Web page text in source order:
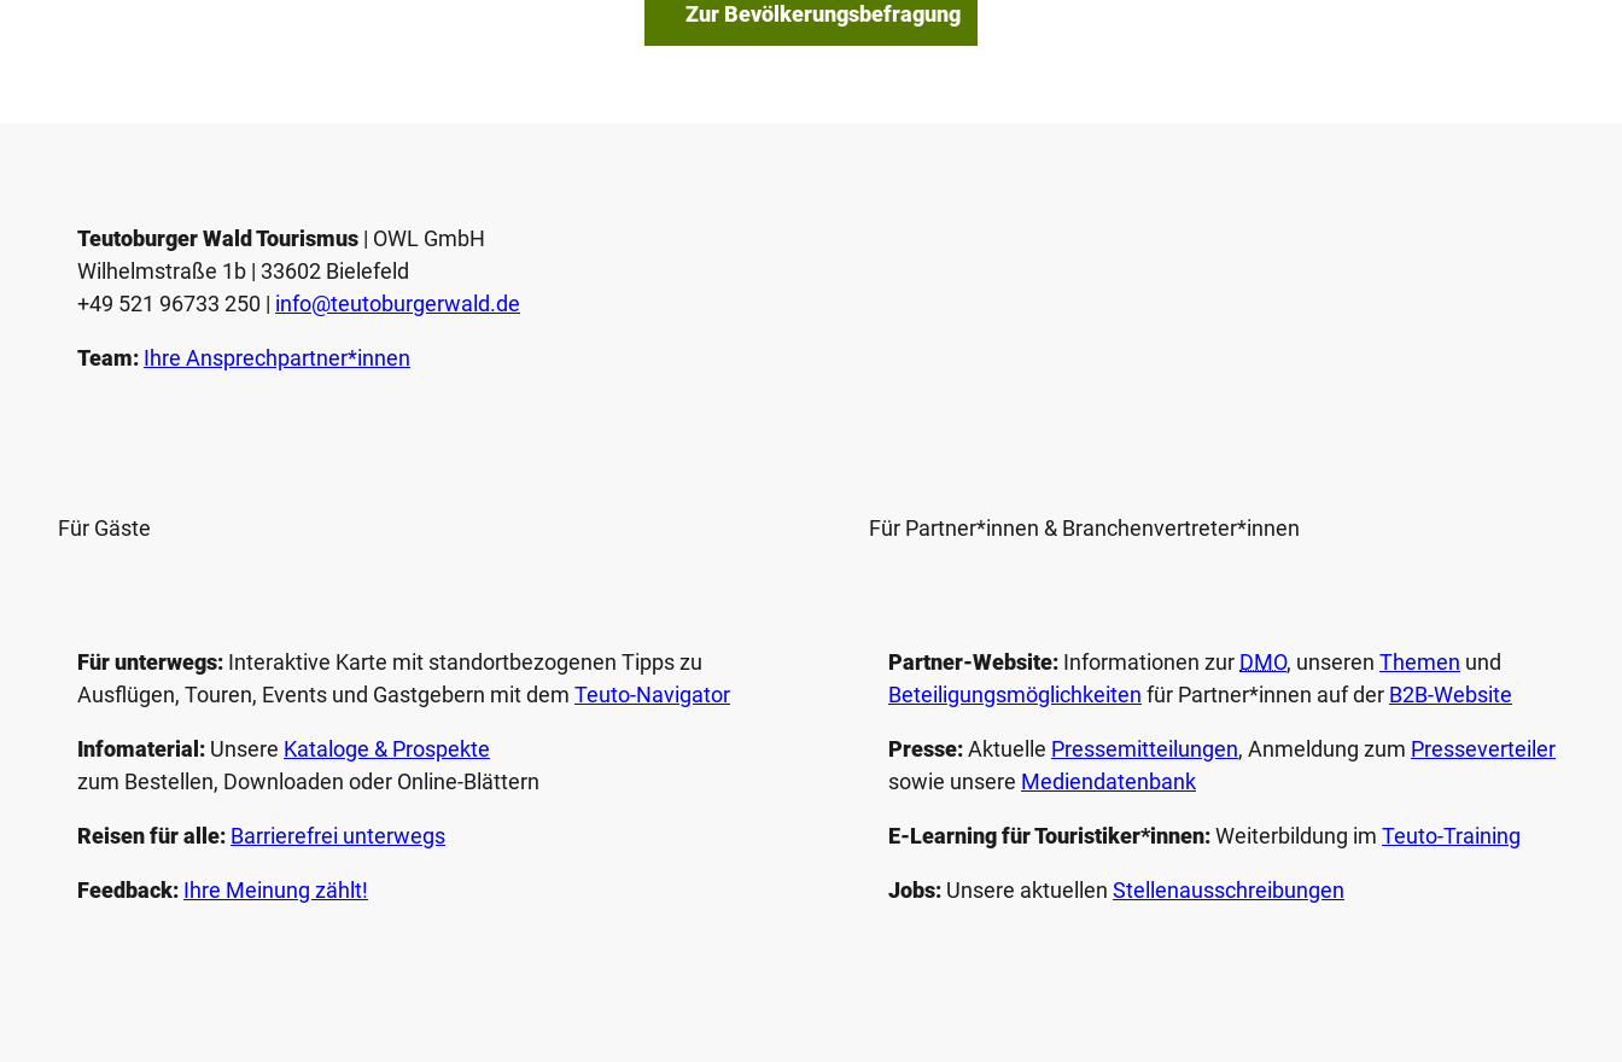
Zur Bevölkerungsbefragung
Teutoburger Wald Tourismus | ­OWL GmbH
Wilhelmstraße 1b | ­33602 Bielefeld
+49 521 96733 250 | ­info@teutoburgerwald.de
Team: Ihre Ansprechpartner*innen
Für Gäste
Für unterwegs: Interaktive Karte mit standort­bezogenen Tipps zu
Ausflügen, Touren, Events und Gastgebern mit dem Teuto-Navigator
Infomaterial: Unsere Kataloge & Prospekte
zum Bestellen, Downloaden oder Online-Blättern
Reisen für alle: Barrierefrei unterwegs
Feedback: Ihre Meinung zählt!
Für Partner*innen & Branchenvertreter*innen
Partner-Website: Informationen zur DMO, unseren ­ Themen und
Beteiligungs­möglichkeiten für Partner*innen auf der B2B-Website
Presse:Aktuelle Pressemitteilungen, Anmeldung zum Presseverteiler
sowie unsere Mediendatenbank
E-Learning für Touristiker*innen:Weiterbildung im Teuto-Training
Jobs: Unsere aktuellen Stellenausschreibungen